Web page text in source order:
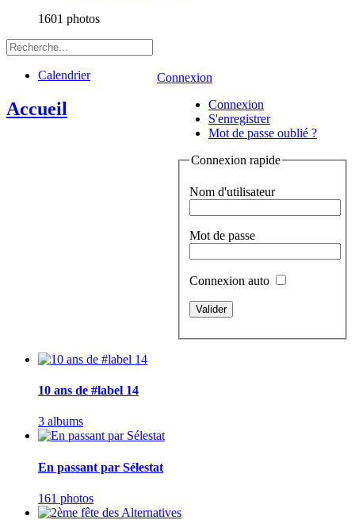
1601 photos
Connexion
Connexion
S'enregistrer
Mot de passe oublié ?
Connexion rapide
Nom d'utilisateur
Mot de passe
Connexion auto
Calendrier
Accueil
10 ans de #label 14
3 albums
En passant par Sélestat
161 photos